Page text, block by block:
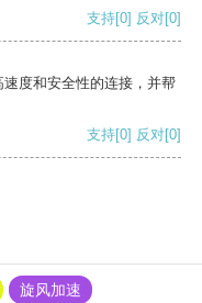
支持[0] 反对[0]
度和安全性的连接，并帮
支持[0] 反对[0]
旋风加速